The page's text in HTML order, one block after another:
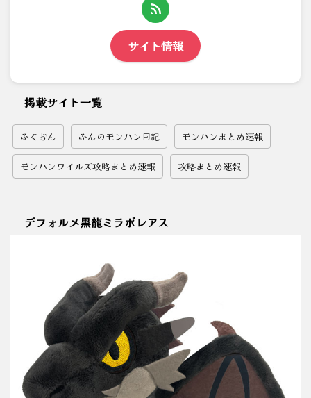
サイト情報
掲載サイト一覧
ふぐおん ふんのモンハン日記 モンハンまとめ速報
モンハンワイルズ攻略まとめ速報 攻略まとめ速報
デフォルメ黒龍ミラボレアス